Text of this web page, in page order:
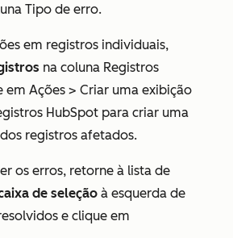
Tipo de erro.
em registros individuais,
na coluna Registros
em Ações > Criar uma exibição
HubSpot para criar uma
registros afetados.
os erros, retorne à lista de
de seleção à esquerda de
e clique em